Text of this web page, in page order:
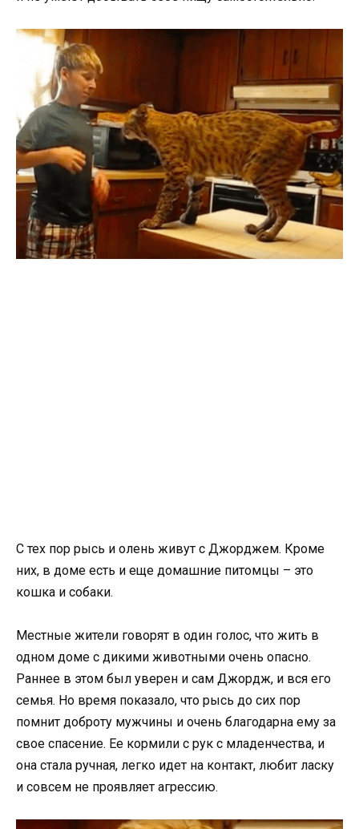
С тех пор рысь и олень живут с Джорджем. Кроме
них, в доме есть и еще домашние питомцы – это
кошка и собаки.
Местные жители говорят в один голос, что жить в
одном доме с дикими животными очень опасно.
Раннее в этом был уверен и сам Джордж, и вся его
семья. Но время показало, что рысь до сих пор
помнит доброту мужчины и очень благодарна ему за
свое спасение. Ее кормили с рук с младенчества, и
она стала ручная, легко идет на контакт, любит ласку
и совсем не проявляет агрессию.